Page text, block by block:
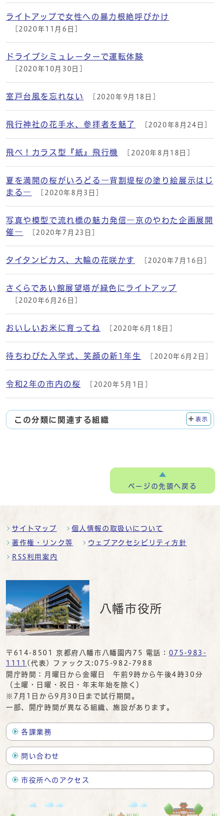
ライトアップで女性への暴力根絶呼びかけ
[2020年11月6日]
ドライブシミュレーターで運転体験
[2020年10月30日]
室戸台風を忘れない [2020年9月18日]
飛行神社の花手水、参拝者を魅了 [2020年8月24日]
飛べ！カラス型『紙』飛行機 [2020年8月18日]
夏を満開の桜がいろどる―背割堤桜の塗り絵展示はじ
まる―
[2020年8月3日]
写真や模型で流れ橋の魅力発信―京のやわた企画展開
催―
[2020年7月23日]
タイタンビカス、大輪の花咲かす [2020年7月16日]
さくらであい館展望塔が緑色にライトアップ
[2020年6月26日]
おいしいお米に育ってね [2020年6月18日]
待ちわびた入学式、笑顔の新1年生 [2020年6月2日]
令和2年の市内の桜 [2020年5月1日]
この分類に関連する組織 表示
ページの先頭へ戻る
サイトマップ 個人情報の取扱いについて
著作権・リンク等 ウェブアクセシビリティ方針
RSS利用案内
八幡市役所
〒614-8501 京都府八幡市八幡園内75 電話： 075-983-
1111 (代表) ファックス:075-982-7988
開庁時間：月曜日から金曜日 午前9時から午後4時30分
（土曜・日曜・祝日・年末年始を除く）
※7月1日から9月30日まで試行期間。
一部、開庁時間が異なる組織、施設があります。
各課業務
問い合わせ
市役所へのアクセス